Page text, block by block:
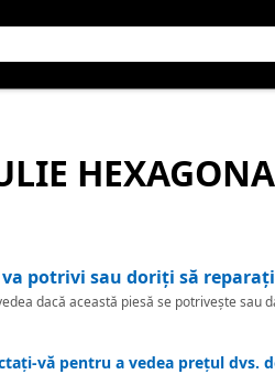
potrivi sau doriți să
dacă această piesă se potrivește sau
vă pentru a vedea prețul dvs.